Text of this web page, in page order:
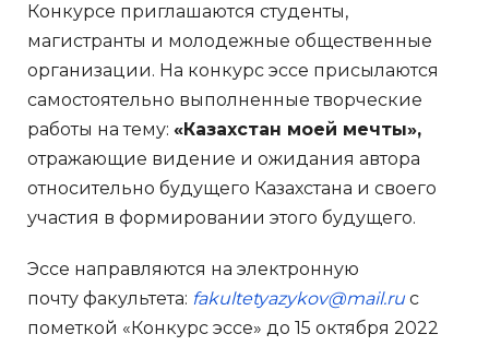
Конкурсе приглашаются студенты,
магистранты и молодежные общественные
организации. На конкурс эссе присылаются
самостоятельно выполненные творческие
работы на тему: «Казахстан моей мечты»,
отражающие видение и ожидания автора
относительно будущего Казахстана и своего
участия в формировании этого будущего.
Эссе направляются на электронную
почту факультета: fakultetyazykov@mail.ru с
пометкой «Конкурс эссе» до 15 октября 2022